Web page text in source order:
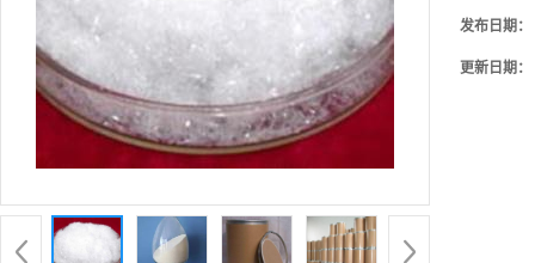
发布日期：
更新日期：